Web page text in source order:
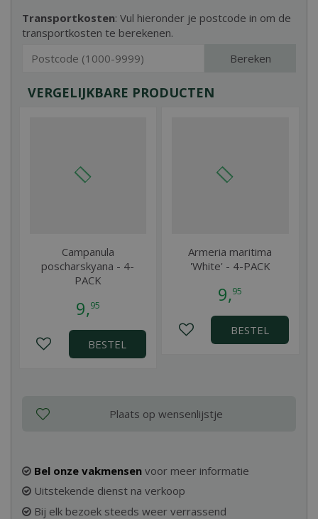
Transportkosten: Vul hieronder je postcode in om de
transportkosten te berekenen.
Bereken
VERGELIJKBARE PRODUCTEN
Campanula
poscharskyana - 4-
PACK
9,95
BESTEL
Armeria maritima
'White' - 4-PACK
9,95
BESTEL
Bel onze vakmensen voor meer informatie
Uitstekende dienst na verkoop
Bij elk bezoek steeds weer verrassend